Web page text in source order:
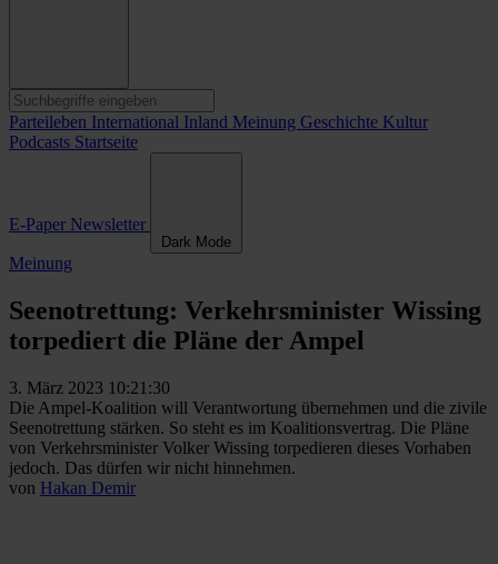
Parteileben International Inland Meinung Geschichte Kultur
Podcasts Startseite
E-Paper Newsletter
Dark Mode
Meinung
Seenotrettung: Verkehrsminister Wissing
torpediert die Pläne der Ampel
3. März 2023 10:21:30
Die Ampel-Koalition will Verantwortung übernehmen und die zivile
Seenotrettung stärken. So steht es im Koalitionsvertrag. Die Pläne
von Verkehrsminister Volker Wissing torpedieren dieses Vorhaben
jedoch. Das dürfen wir nicht hinnehmen.
von Hakan Demir